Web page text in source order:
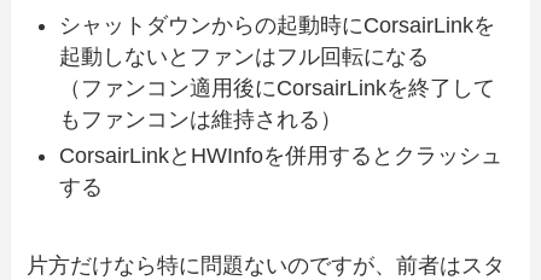
シャットダウンからの起動時にCorsairLinkを
起動しないとファンはフル回転になる
（ファンコン適用後にCorsairLinkを終了して
もファンコンは維持される）
CorsairLinkとHWInfoを併用するとクラッシュ
する
片方だけなら特に問題ないのですが、前者はスタ